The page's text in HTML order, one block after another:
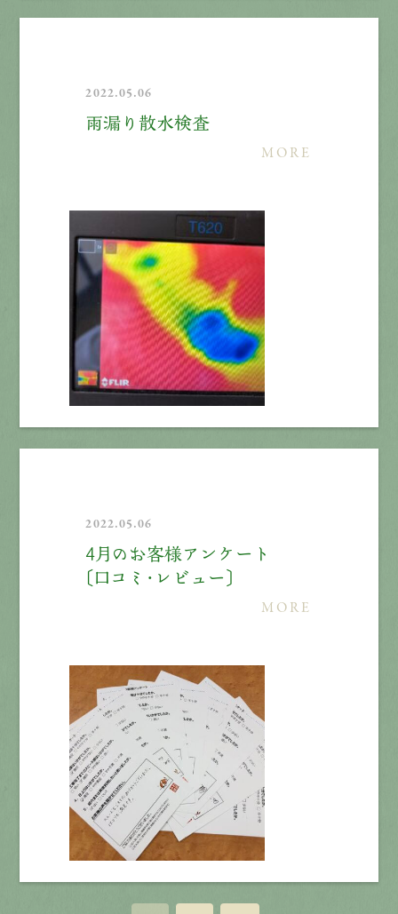
2022.05.06
雨漏り散水検査
MORE
2022.05.06
4月のお客様アンケート
〔口コミ・レビュー〕
MORE